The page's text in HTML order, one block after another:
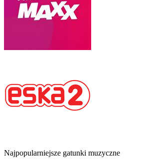
Najpopularniejsze gatunki muzyczne